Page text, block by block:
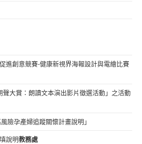
進創意競賽-健康新視界海報設計與電繪比賽
聲大賞：朗讀文本演出影片徵選活動」之活動
險孕產婦追蹤關懷計畫說明」
說明教務處